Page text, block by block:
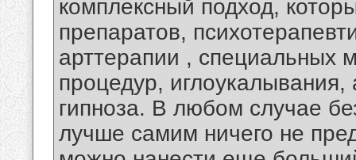
комплексный подход,
препаратов,
арттерапии , специальных
процедур,
гипноза. В любом случае
лучше самим ничего не